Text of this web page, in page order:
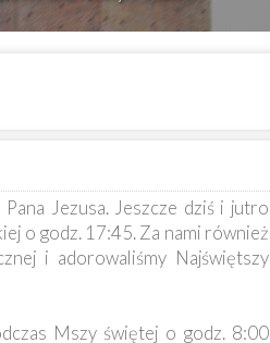
Jezusa. Jeszcze dziś i jutro
o godz. 17:45. Za nami również
i adorowaliśmy Najświętszy
Mszy świętej o godz. 8:00